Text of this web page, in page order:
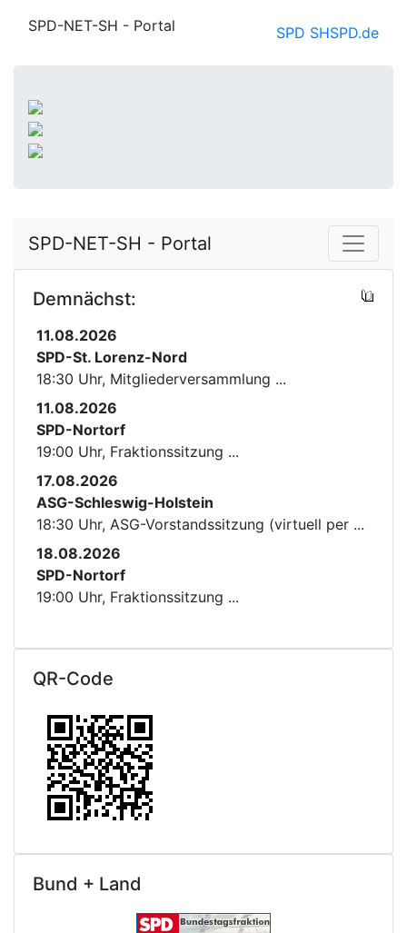
SPD-NET-SH - Portal SPD SHSPD.de
SPD-NET-SH - Portal
Demnächst:
11.08.2026
SPD-St. Lorenz-Nord
18:30 Uhr, Mitgliederversammlung ...
11.08.2026
SPD-Nortorf
19:00 Uhr, Fraktionssitzung ...
17.08.2026
ASG-Schleswig-Holstein
18:30 Uhr, ASG-Vorstandssitzung (virtuell per ...
18.08.2026
SPD-Nortorf
19:00 Uhr, Fraktionssitzung ...
QR-Code
Bund + Land